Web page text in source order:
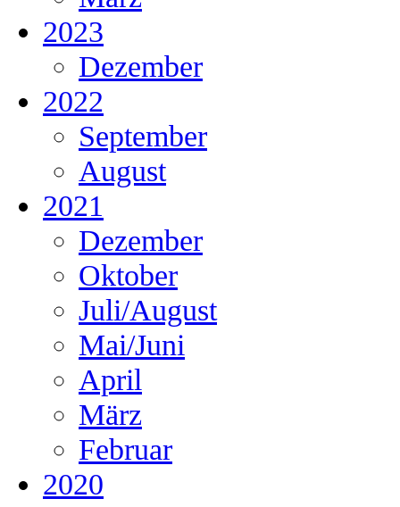
2023
Dezember
2022
September
August
2021
Dezember
Oktober
Juli/August
Mai/Juni
April
März
Februar
2020